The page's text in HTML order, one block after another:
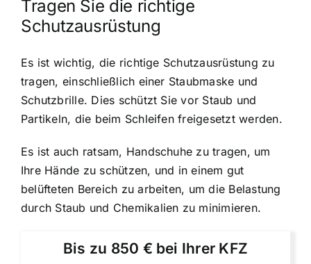
Tragen Sie die richtige
Schutzausrüstung
Es ist wichtig, die richtige Schutzausrüstung zu
tragen, einschließlich einer Staubmaske und
Schutzbrille. Dies schützt Sie vor Staub und
Partikeln, die beim Schleifen freigesetzt werden.
Es ist auch ratsam, Handschuhe zu tragen, um
Ihre Hände zu schützen, und in einem gut
belüfteten Bereich zu arbeiten, um die Belastung
durch Staub und Chemikalien zu minimieren.
Bis zu 850 € bei Ihrer KFZ